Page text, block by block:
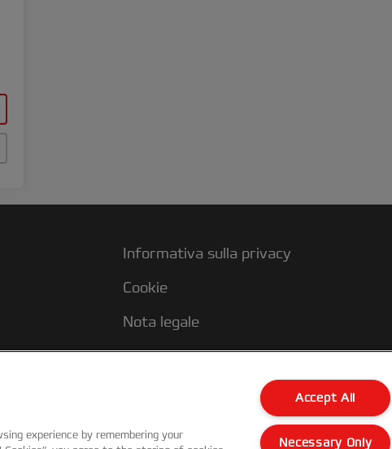
Informativa sulla privacy
Cookie
Nota legale
Imprint
experience by remembering your
Accept All
Necessary Only